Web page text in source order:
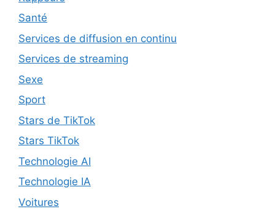
Santé
Services de diffusion en continu
Services de streaming
Sexe
Sport
Stars de TikTok
Stars TikTok
Technologie AI
Technologie IA
Voitures